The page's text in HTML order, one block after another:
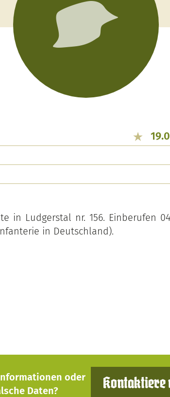
in Ludgerstal nr. 156. Einberufen
in Deutschland).
oder
Daten?
Kontaktiere